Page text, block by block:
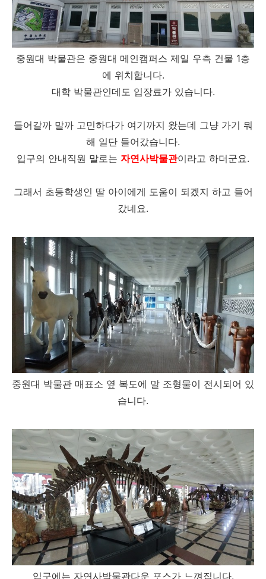
중원대 박물관은 중원대 메인캠퍼스 제일 우측 건물 1층
에 위치합니다.
대학 박물관인데도 입장료가 있습니다.
들어갈까 말까 고민하다가 여기까지 왔는데 그냥 가기 뭐
해 일단 들어갔습니다.
입구의 안내직원 말로는 자연사박물관이라고 하더군요.
그래서 초등학생인 딸 아이에게 도움이 되겠지 하고 들어
갔네요.
중원대 박물관 매표소 옆 복도에 말 조형물이 전시되어 있
습니다.
입구에는 자연사박물관다운 포스가 느껴집니다.